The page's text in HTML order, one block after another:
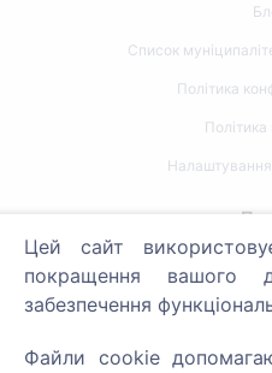
Список
Політика
Політика
Пошук
Пошук
Цей сайт
покращення вашого
забезпечення
Файли cookie